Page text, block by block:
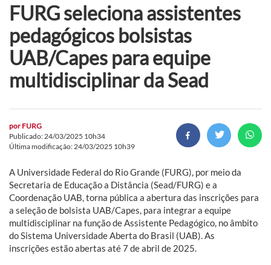
FURG seleciona assistentes
pedagógicos bolsistas
UAB/Capes para equipe
multidisciplinar da Sead
por FURG
Publicado: 24/03/2025 10h34
Última modificação: 24/03/2025 10h39
A Universidade Federal do Rio Grande (FURG), por meio da
Secretaria de Educação a Distância (Sead/FURG) e a
Coordenação UAB, torna pública a abertura das inscrições para
a seleção de bolsista UAB/Capes, para integrar a equipe
multidisciplinar na função de Assistente Pedagógico, no âmbito
do Sistema Universidade Aberta do Brasil (UAB). As
inscrições estão abertas até 7 de abril de 2025.